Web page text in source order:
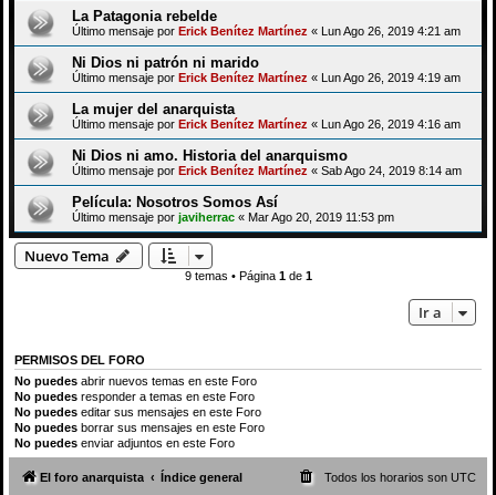
La Patagonia rebelde
Último mensaje por Erick Benítez Martínez « Lun Ago 26, 2019 4:21 am
Ni Dios ni patrón ni marido
Último mensaje por Erick Benítez Martínez « Lun Ago 26, 2019 4:19 am
La mujer del anarquista
Último mensaje por Erick Benítez Martínez « Lun Ago 26, 2019 4:16 am
Ni Dios ni amo. Historia del anarquismo
Último mensaje por Erick Benítez Martínez « Sab Ago 24, 2019 8:14 am
Película: Nosotros Somos Así
Último mensaje por javiherrac « Mar Ago 20, 2019 11:53 pm
Nuevo Tema
9 temas • Página 1de 1
Ir a
PERMISOS DEL FORO
No puedes abrir nuevos temas en este Foro
No puedes responder a temas en este Foro
No puedes editar sus mensajes en este Foro
No puedes borrar sus mensajes en este Foro
No puedes enviar adjuntos en este Foro
El foro anarquista Índice general Todos los horarios son UTC